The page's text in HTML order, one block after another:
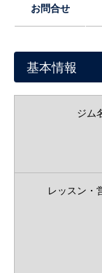
お問合せ
基本情報
ジム
レッスン・